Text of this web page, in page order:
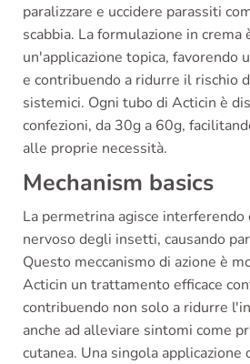
paralizzare e uccidere parassiti
scabbia. La formulazione in crema
un'applicazione topica, favorendo
e contribuendo a ridurre il rischio
sistemici. Ogni tubo di Acticin è
confezioni, da 30g a 60g,
alle proprie necessità.
Mechanism basics
La permetrina agisce
nervoso degli insetti, causando
Questo meccanismo di azione è
Acticin un trattamento efficace
contribuendo non solo a ridurre
anche ad alleviare sintomi come
cutanea. Una singola applicazione